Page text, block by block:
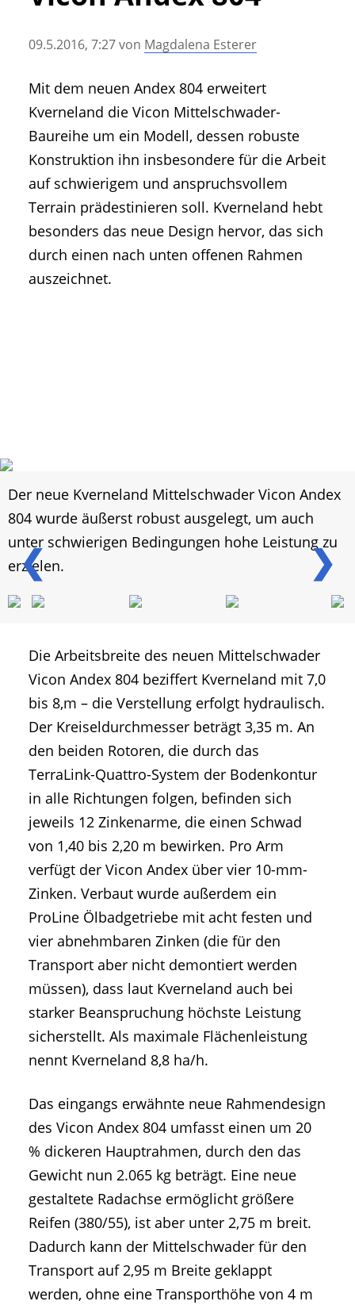
• Messen und Veranstaltungen
• Agritechnica Neuheiten Archiv
• Artikel nach Hersteller/Marke
09.5.2016, 7:27von Magdalena Esterer
Mit dem neuen Andex 804 erweitert
Kverneland die Vicon Mittelschwader-
Baureihe um ein Modell, dessen robuste
Konstruktion ihn insbesondere für die Arbeit
auf schwierigem und anspruchsvollem
Terrain prädestinieren soll. Kverneland hebt
besonders das neue Design hervor, das sich
durch einen nach unten offenen Rahmen
auszeichnet.
❮ ❯
Der neue Kverneland Mittelschwader Vicon Andex
804 wurde äußerst robust ausgelegt, um auch
unter schwierigen Bedingungen hohe Leistung zu
erzielen.
Die Arbeitsbreite des neuen Mittelschwader
Vicon Andex 804 beziffert Kverneland mit 7,0
bis 8,m – die Verstellung erfolgt hydraulisch.
Der Kreiseldurchmesser beträgt 3,35 m. An
den beiden Rotoren, die durch das
TerraLink-Quattro-System der Bodenkontur
in alle Richtungen folgen, befinden sich
jeweils 12 Zinkenarme, die einen Schwad
von 1,40 bis 2,20 m bewirken. Pro Arm
verfügt der Vicon Andex über vier 10-mm-
Zinken. Verbaut wurde außerdem ein
ProLine Ölbadgetriebe mit acht festen und
vier abnehmbaren Zinken (die für den
Transport aber nicht demontiert werden
müssen), dass laut Kverneland auch bei
starker Beanspruchung höchste Leistung
sicherstellt. Als maximale Flächenleistung
nennt Kverneland 8,8 ha/h.
Das eingangs erwähnte neue Rahmendesign
des Vicon Andex 804 umfasst einen um 20
% dickeren Hauptrahmen, durch den das
Gewicht nun 2.065 kg beträgt. Eine neue
gestaltete Radachse ermöglicht größere
Reifen (380/55), ist aber unter 2,75 m breit.
Dadurch kann der Mittelschwader für den
Transport auf 2,95 m Breite geklappt
werden, ohne eine Transporthöhe von 4 m